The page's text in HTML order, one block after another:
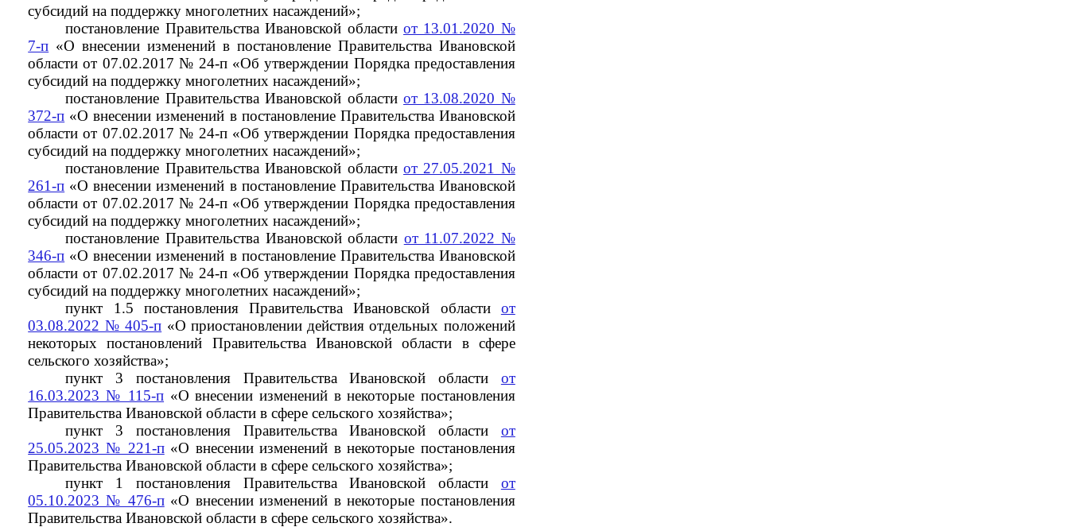
субсидий на поддержку многолетних насаждений»;
постановление Правительства Ивановской областиот 13.01.2020 №
7-п «О внесении изменений в постановление Правительства Ивановской
области от 07.02.2017 № 24-п «Об утверждении Порядка предоставления
субсидий на поддержку многолетних насаждений»;
постановление Правительства Ивановской областиот 13.08.2020 №
372-п «О внесении изменений в постановление Правительства Ивановской
области от 07.02.2017 № 24-п «Об утверждении Порядка предоставления
субсидий на поддержку многолетних насаждений»;
постановление Правительства Ивановской областиот 27.05.2021 №
261-п «О внесении изменений в постановление Правительства Ивановской
области от 07.02.2017 № 24-п «Об утверждении Порядка предоставления
субсидий на поддержку многолетних насаждений»;
постановление Правительства Ивановской области от 11.07.2022 №
346-п «О внесении изменений в постановление Правительства Ивановской
области от 07.02.2017 № 24-п «Об утверждении Порядка предоставления
субсидий на поддержку многолетних насаждений»;
пункт 1.5 постановления Правительства Ивановской области от
03.08.2022 № 405-п «О приостановлении действия отдельных положений
некоторых постановлений Правительства Ивановской области в сфере
сельского хозяйства»;
пункт 3 постановления Правительства Ивановской области от
16.03.2023 № 115-п «О внесении изменений в некоторые постановления
Правительства Ивановской области в сфере сельского хозяйства»;
пункт 3 постановления Правительства Ивановской области от
25.05.2023 № 221-п«О внесении изменений в некоторые постановления
Правительства Ивановской области в сфере сельского хозяйства»;
пункт 1 постановления Правительства Ивановской области от
05.10.2023 № 476-п«О внесении изменений в некоторые постановления
Правительства Ивановской области в сфере сельского хозяйства».